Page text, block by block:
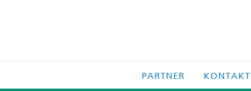
PARTNER KONTAKT